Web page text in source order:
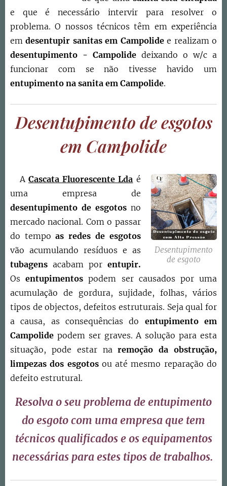
e que é necessário intervir para resolver o
problema. O nossos técnicos têm em experiência
emdesentupir sanitas em Campolidee realizam o
desentupimento - Campolide deixando o w/c a
funcionar com se não tivesse havido um
entupimento na sanita em Campolide.
Desentupimento de esgotos
em Campolide
Desentupimento
de esgoto
A Cascata Fluorescente Lda é
uma empresa de
desentupimento de esgotosno
mercado nacional. Com o passar
do tempoas redes de esgotos
vão acumulando resíduos e as
tubagens acabam por entupir.
Osentupimentos podem ser causados por uma
acumulação de gordura, sujidade, folhas, vários
tipos de objectos, defeitos estruturais. Seja qual for
a causa, as consequências do entupimento em
Campolide podem ser graves. A solução para esta
situação, pode estar naremoção da obstrução,
limpezas dos esgotos ou até mesmo reparação do
defeito estrutural.
Resolva o seu problema de entupimento
do esgoto com uma empresa que tem
técnicos qualificados e os equipamentos
necessárias para estes tipos de trabalhos.